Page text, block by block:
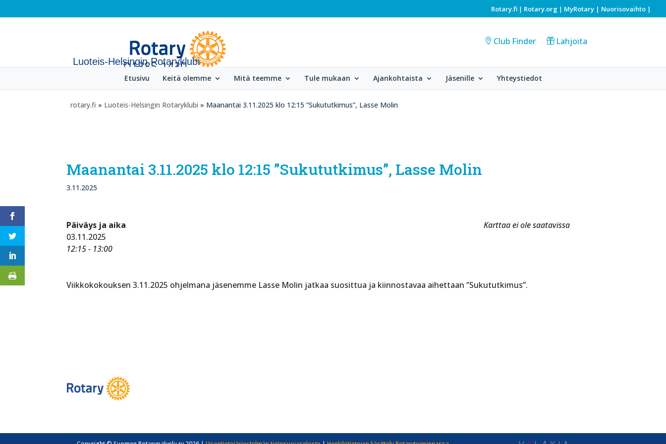
Rotary.fi | Rotary.org | MyRotary | Nuorisovaihto |
Luoteis-Helsingin Rotaryklubi
Club Finder Lahjoita
Etusivu Keitä olemme Mitä teemme Tule mukaan Ajankohtaista Jäsenille Yhteystiedot
rotary.fi » Luoteis-Helsingin Rotaryklubi » Maanantai 3.11.2025 klo 12:15 ”Sukututkimus”, Lasse Molin
Maanantai 3.11.2025 klo 12:15 ”Sukututkimus”, Lasse Molin
3.11.2025
Karttaa ei ole saatavissa
Päiväys ja aika
03.11.2025
12:15 - 13:00
Viikkokokouksen 3.11.2025 ohjelmana jäsenemme Lasse Molin jatkaa suosittua ja kiinnostavaa aihettaan”Sukututkimus”.